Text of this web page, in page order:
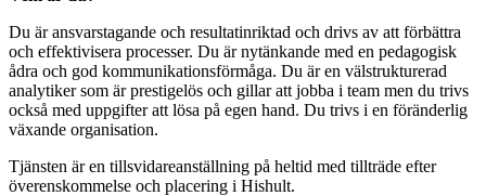
Du är ansvarstagande och resultatinriktad och drivs av att förbättra
och effektivisera processer. Du är nytänkande med en pedagogisk
ådra och god kommunikationsförmåga. Du är en välstrukturerad
analytiker som är prestigelös och gillar att jobba i team men du trivs
också med uppgifter att lösa på egen hand. Du trivs i en föränderlig
växande organisation.
Tjänsten är en tillsvidareanställning på heltid med tillträde efter
överenskommelse och placering i Hishult.